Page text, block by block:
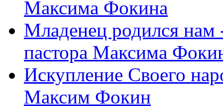
Максима Фокина
Младенец родился
пастора Максима
Искупление Своего
Максим Фокин